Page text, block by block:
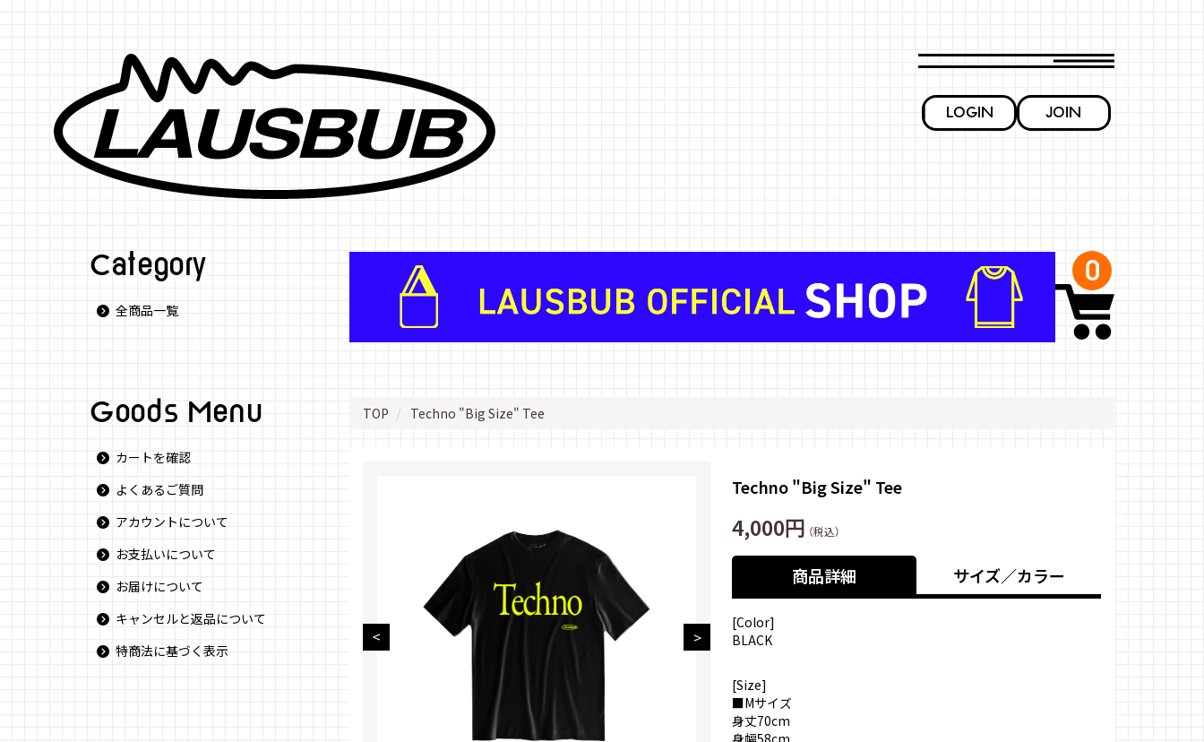
LOGIN JOIN
Category
全商品一覧
Goods Menu
カートを確認
よくあるご質問
アカウントについて
お支払いについて
お届けについて
キャンセルと返品について
特商法に基づく表示
0
TOP Techno "Big Size" Tee
Techno "Big Size" Tee
4,000円 （税込）
商品詳細 サイズ／カラー
[Color]
BLACK
[Size]
■Mサイズ
身丈70cm
身幅58cm